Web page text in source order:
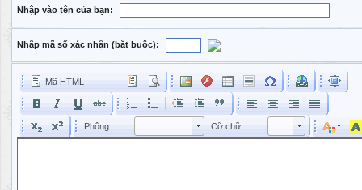
Nhập vào tên của bạn:
Nhập mã số xác nhận (bắt buộc):
Mã HTML
Phông Phông Cỡ chữ Kích cỡ phông